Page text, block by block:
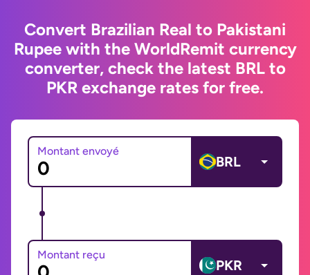
Convert Brazilian Real to Pakistani
Rupee with the WorldRemit currency
converter, check the latest BRL to
PKR exchange rates for free.
Montant envoyé
BRL
Montant reçu
PKR